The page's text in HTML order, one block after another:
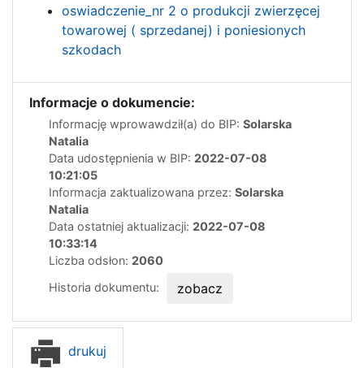
oswiadczenie_nr 2 o produkcji zwierzęcej
towarowej ( sprzedanej) i poniesionych
szkodach
Informacje o dokumencie:
Informację wprowawdził(a) do BIP: Solarska
Natalia
Data udostępnienia w BIP: 2022-07-08
10:21:05
Informacja zaktualizowana przez: Solarska
Natalia
Data ostatniej aktualizacji: 2022-07-08
10:33:14
Liczba odsłon: 2060
Historia dokumentu:
zobacz
drukuj